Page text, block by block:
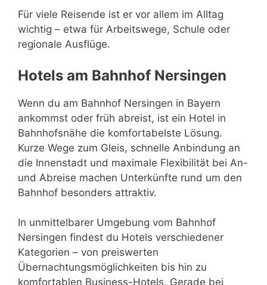
Für viele Reisende ist er vor allem im Alltag
wichtig – etwa für Arbeitswege, Schule oder
regionale Ausflüge.
Hotels am Bahnhof Nersingen
Wenn du am Bahnhof Nersingen in Bayern
ankommst oder früh abreist, ist ein Hotel in
Bahnhofsnähe die komfortabelste Lösung.
Kurze Wege zum Gleis, schnelle Anbindung an
die Innenstadt und maximale Flexibilität bei An-
und Abreise machen Unterkünfte rund um den
Bahnhof besonders attraktiv.
In unmittelbarer Umgebung vom Bahnhof
Nersingen findest du Hotels verschiedener
Kategorien – von preiswerten
Übernachtungsmöglichkeiten bis hin zu
komfortablen Business-Hotels. Gerade bei